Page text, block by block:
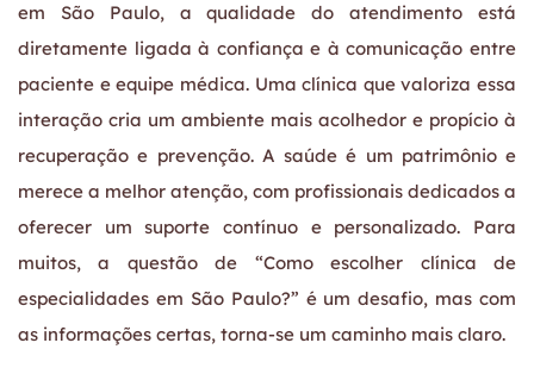
em São Paulo, a qualidade do atendimento está
diretamente ligada à confiança e à comunicação entre
paciente e equipe médica. Uma clínica que valoriza essa
interação cria um ambiente mais acolhedor e propício à
recuperação e prevenção. A saúde é um patrimônio e
merece a melhor atenção, com profissionais dedicados a
oferecer um suporte contínuo e personalizado. Para
muitos, a questão de “Como escolher clínica de
especialidades em São Paulo?” é um desafio, mas com
as informações certas, torna-se um caminho mais claro.